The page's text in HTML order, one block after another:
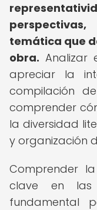
temática que
obra. Analizar
apreciar la
compilación
comprender
la diversidad
y organización
Comprender
clave en las
fundamental